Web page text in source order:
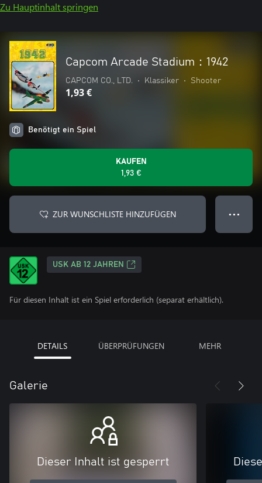
Zu Hauptinhalt springen
Capcom Arcade Stadium：1942
CAPCOM CO., LTD. • Klassiker • Shooter
1,93 €
Benötigt ein Spiel
KAUFEN
1,93 €
ZUR WUNSCHLISTE HINZUFÜGEN ● ● ●
USK AB 12 JAHREN
Für diesen Inhalt ist ein Spiel erforderlich (separat erhältlich).
DETAILS ÜBERPRÜFUNGEN MEHR
Galerie
Dieser Inhalt ist gesperrt